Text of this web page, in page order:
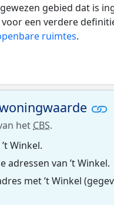
gebied dat is
een verdere
ruimtes.
het CBS.
Winkel.
adressen van ’t Winkel.
met ’t Winkel